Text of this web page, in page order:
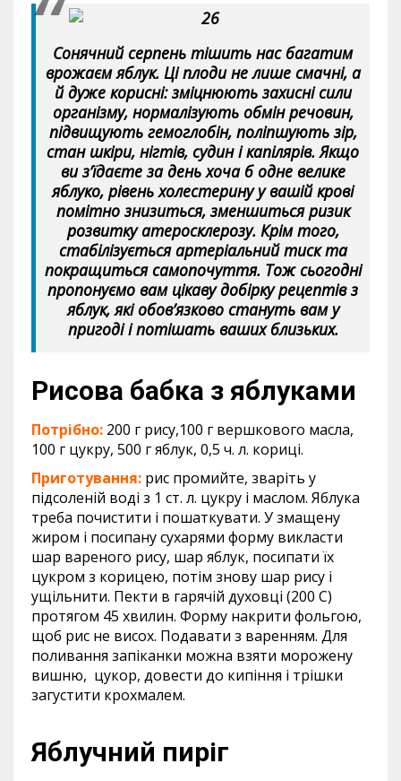
Сонячний серпень тішить нас багатим
врожаєм яблук. Ці плоди не лише смачні, а
й дуже корисні: зміцнюють захисні сили
організму, нормалізують обмін речовин,
підвищують гемоглобін, поліпшують зір,
стан шкіри, нігтів, судин і капілярів. Якщо
ви з’їдаєте за день хоча б одне велике
яблуко, рівень холестерину у вашій крові
помітно знизиться, зменшиться ризик
розвитку атеросклерозу. Крім того,
стабілізується артеріальний тиск та
покращиться самопочуття. Тож сьогодні
пропонуємо вам цікаву добірку рецептів з
яблук, які обов’язково стануть вам у
пригоді і потішать ваших близьких.
Рисова бабка з яблуками
Потрібно: 200 г рису,100 г вершкового масла,
100 г цукру, 500 г яблук, 0,5 ч. л. кориці.
Приготування: рис промийте, зваріть у
підсоленій воді з 1 ст. л. цукру і маслом. Яблука
треба почистити і пошаткувати. У змащену
жиром і посипану сухарями форму викласти
шар вареного рису, шар яблук, посипати їх
цукром з корицею, потім знову шар рису і
ущільнити. Пекти в гарячій духовці (200 С)
протягом 45 хвилин. Форму накрити фольгою,
щоб рис не висох. Подавати з варенням. Для
поливання запіканки можна взяти морожену
вишню, цукор, довести до кипіння і трішки
загустити крохмалем.
Яблучний пиріг